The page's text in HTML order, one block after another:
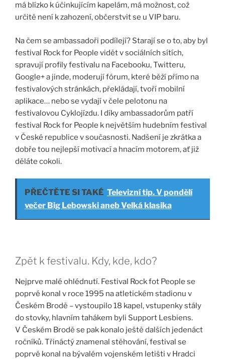
má blízko k účinkujícím kapelám, má možnost, což
určitě není k zahození, občerstvit se u VIP baru.
Na čem se ambassadoři podílejí? Starají se o to, aby byl
festival Rock for People vidět v sociálních sítích,
spravují profily festivalu na Facebooku, Twitteru,
Google+ a jinde, moderují fórum, které běží přímo na
festivalových stránkách, překládají, tvoří mobilní
aplikace… nebo se vydají v čele pelotonu na
festivalovou Cyklojízdu. I díky ambassadorům patří
festival Rock for People k největším hudebním festival
v České republice v současnosti. Nadšení je zkrátka a
dobře tou nejlepší motivací a hnacím motorem, ať již
děláte cokoli.
PŘEČTĚTE SI TAKÉ Televizní tip. V pondělí
večer Big Lebowski aneb Velká klasika
Zpět k festivalu. Kdy, kde, kdo?
Nejprve malé ohlédnutí. Festival Rock fot People se
poprvé konal v roce 1995 na atletickém stadionu v
Českém Brodě – vystoupilo 18 kapel, vstupenky stály
do stovky, hlavním tahákem byli Support Lesbiens.
V Českém Brodě se pak konalo ještě dalších jedenáct
ročníků. Třináctý znamenal stěhování, festival se
poprvé konal na bývalém vojenském letišti v Hradci